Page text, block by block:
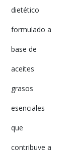
dietético
formulado a
base de
aceites
grasos
esenciales
que
contribuye a